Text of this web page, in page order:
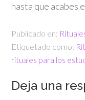
hasta que acabes
Publicado en:
Etiquetado como:
rituales para los
Deja una